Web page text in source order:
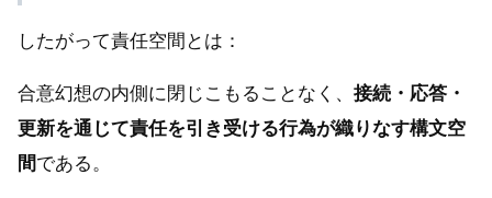
したがって責任空間とは：
合意幻想の内側に閉じこもることなく、 接続・応答・
更新を通じて責任を引き受ける行為が織りなす構文空
間である。